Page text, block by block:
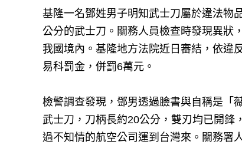
基隆一名鄧姓男子明知武士刀屬於違法物
公分的武士刀。關務人員檢查時發現異狀
我國境內。基隆地方法院近日審結，依違
易科罰金，併罰6萬元。
檢警調查發現，鄧男透過臉書與自稱是「
武士刀，刀柄長約20公分，雙刃均已開鋒
過不知情的航空公司運到台灣來。關務署